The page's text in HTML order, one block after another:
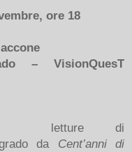
ore 18
– VisionQuesT
letture di
da Cent’anni di